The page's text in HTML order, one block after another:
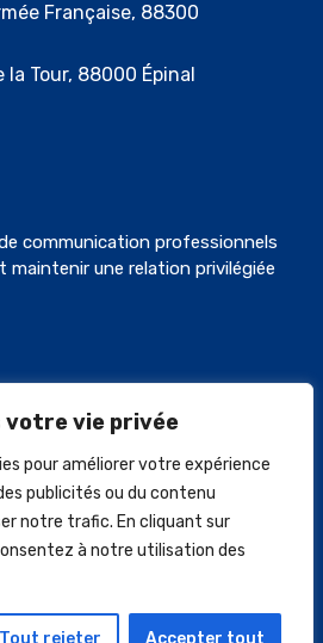
votre vie privée
pour améliorer votre expérience
publicités ou du contenu
notre trafic. En cliquant sur
à notre utilisation des
Tout rejeter Accepter tout
Française, 88300
la Tour, 88000 Épinal
communication professionnels
une relation privilégiée
Wein. Tous droits réservés. Créé par